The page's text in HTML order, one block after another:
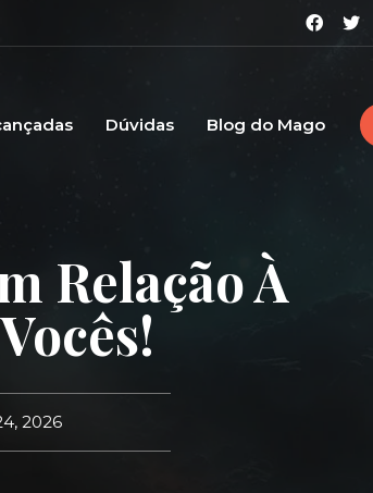
Dúvidas Blog do Mago
Relação À
2026